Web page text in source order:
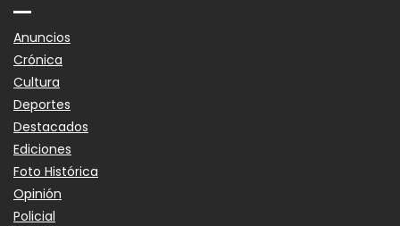
Anuncios
Crónica
Cultura
Deportes
Destacados
Ediciones
Foto Histórica
Opinión
Policial